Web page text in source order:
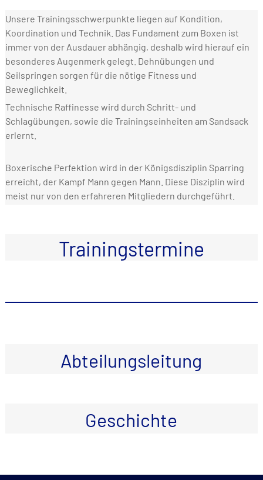
Unsere Trainingsschwerpunkte liegen auf Kondition,
Koordination und Technik. Das Fundament zum Boxen ist
immer von der Ausdauer abhängig, deshalb wird hierauf ein
besonderes Augenmerk gelegt. Dehnübungen und
Seilspringen sorgen für die nötige Fitness und
Beweglichkeit.
Technische Raffinesse wird durch Schritt- und
Schlagübungen, sowie die Trainingseinheiten am Sandsack
erlernt.
Boxerische Perfektion wird in der Königsdisziplin Sparring
erreicht, der Kampf Mann gegen Mann. Diese Disziplin wird
meist nur von den erfahreren Mitgliedern durchgeführt.
Trainingstermine
Abteilungsleitung
Geschichte